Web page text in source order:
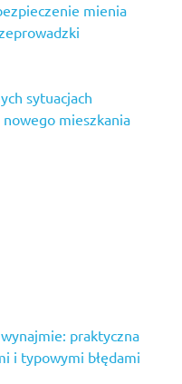
mienia
sytuacjach
mieszkania
praktyczna
i typowymi błędami